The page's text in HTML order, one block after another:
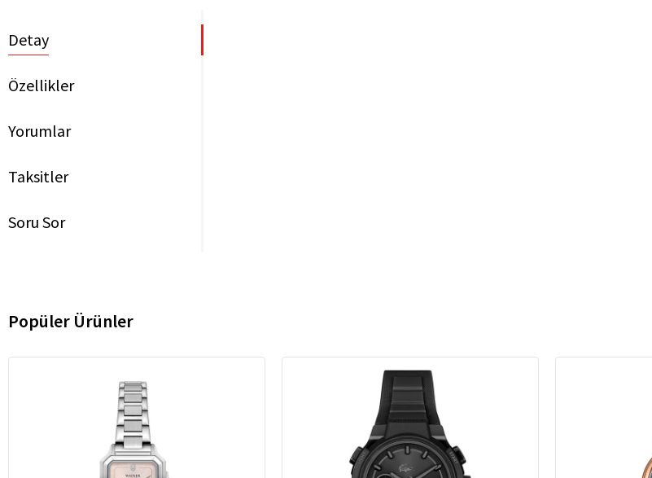
Detay
Özellikler
Yorumlar
Taksitler
Soru Sor
Popüler Ürünler